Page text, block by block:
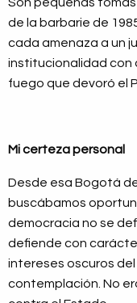
de la barbarie de
cada amenaza a un
institucionalidad con
fuego que devoró el
Mi certeza personal
Desde esa Bogotá
buscábamos
democracia no se
defiende con
intereses oscuros
contemplación. No